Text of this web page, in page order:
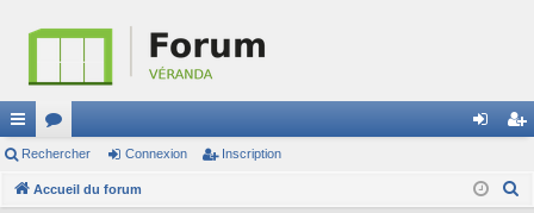
ac
co
or
u ne cri
Rechercher Connexion Inscription
Accueil du forum